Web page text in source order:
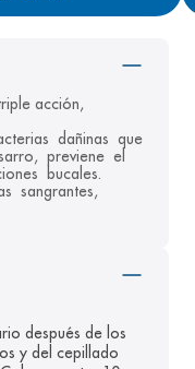
acción,
dañinas  que
previene  el
bucales.
sangrantes,
después de los
y del cepillado